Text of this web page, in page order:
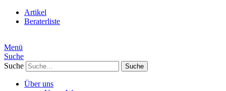
Artikel
Beraterliste
Menü
Suche
Suche
Über uns